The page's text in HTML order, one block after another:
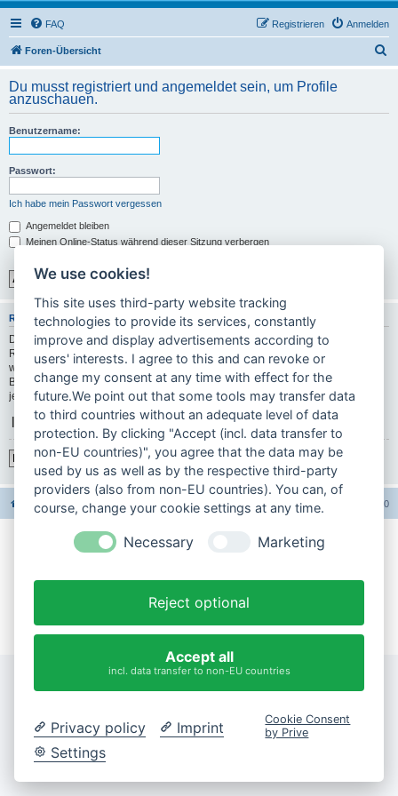
FAQ Anmelden
Registrieren
Foren-Übersicht
h
Du musst registriert und angemeldet sein, um Profile
anzuschauen.
Benutzername:
Passwort:
Ich habe mein Passwort vergessen
Angemeldet bleiben
Meinen Online-Status während dieser Sitzung verbergen
REGISTRIEREN
Du musst in diesem Forum registriert sein, um dich anmelden zu können. Die
Registrierung ist in wenigen Augenblicken erledigt und ermöglicht dir, auf
weitere Funktionen zuzugreifen. Die Board-Administration kann registrierten
Benutzern auch zusätzliche Berechtigungen zuweisen. Bitte beachte auch die
jeweiligen Forenregeln, wenn du dich in diesem Board bewegst.
|
Registrieren
Foren-Übersicht Alle Zeiten sind UTC+02:00
Alle Foren-Cookies löschen
Impressum
Cookie-Einstellungen ändern
We use cookies!
This site uses third-party website tracking
technologies to provide its services, constantly
improve and display advertisements according to
users' interests. I agree to this and can revoke or
change my consent at any time with effect for the
future.We point out that some tools may transfer data
to third countries without an adequate level of data
protection. By clicking "Accept (incl. data transfer to
non-EU countries)", you agree that the data may be
used by us as well as by the respective third-party
providers (also from non-EU countries). You can, of
course, change your cookie settings at any time.
Necessary Marketing
Reject optional
Accept all
incl. data transfer to non-EU countries
Privacy policy
Imprint
Settings
Cookie Consent
by Prive